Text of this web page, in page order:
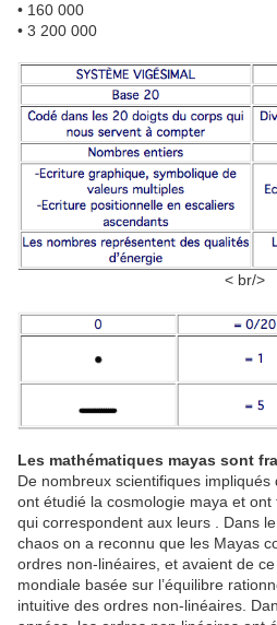
• 160 000
• 3 200 000
< br/>
Les mathématiques mayas sont
De nombreux scientifiques
ont étudié la cosmologie maya et
qui correspondent aux leurs . Dans
chaos on a reconnu que les Mayas
ordres non-linéaires, et avaient de
mondiale basée sur l’équilibre
intuitive des ordres non-linéaires.